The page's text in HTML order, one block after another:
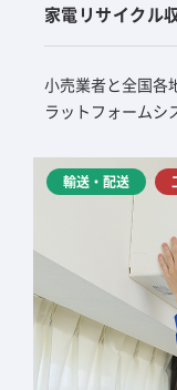
家電リサイクル
小売業者と全国各
ラットフォームシ
輸送・配送